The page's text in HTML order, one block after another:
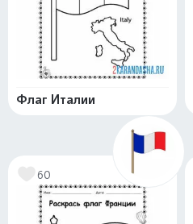
Флаг Италии
60